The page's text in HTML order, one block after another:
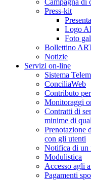
Campagna di
Press-kit
Logo
Foto
Bollettino
Notizie
Servizi on-line
Sistema
ConciliaWeb
Contributo
Monitoraggi
Contratti di
minime di
Prenotazione
con gli utenti
Notifica di un
Modulistica
Accesso agli
Pagamenti